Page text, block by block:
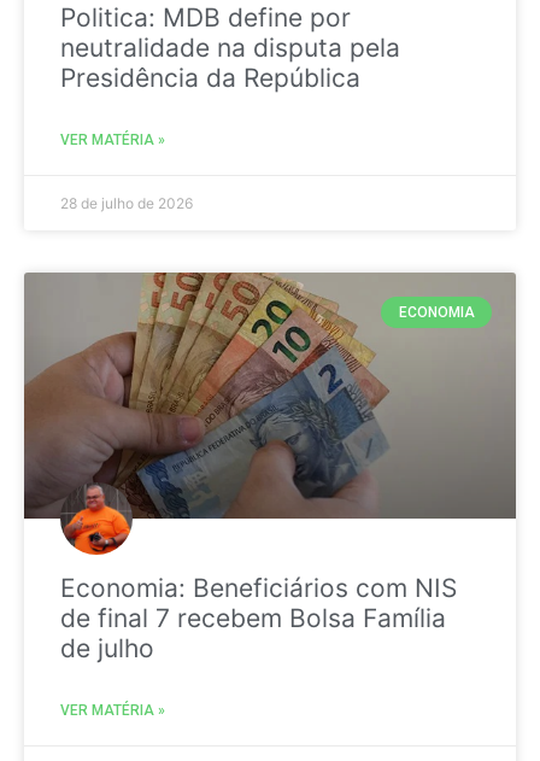
Politica: MDB define por
neutralidade na disputa pela
Presidência da República
VER MATÉRIA »
28 de julho de 2026
ECONOMIA
Economia: Beneficiários com NIS
de final 7 recebem Bolsa Família
de julho
VER MATÉRIA »